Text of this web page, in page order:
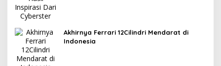
Akhirnya Ferrari 12Cilindri Mendarat di
Indonesia